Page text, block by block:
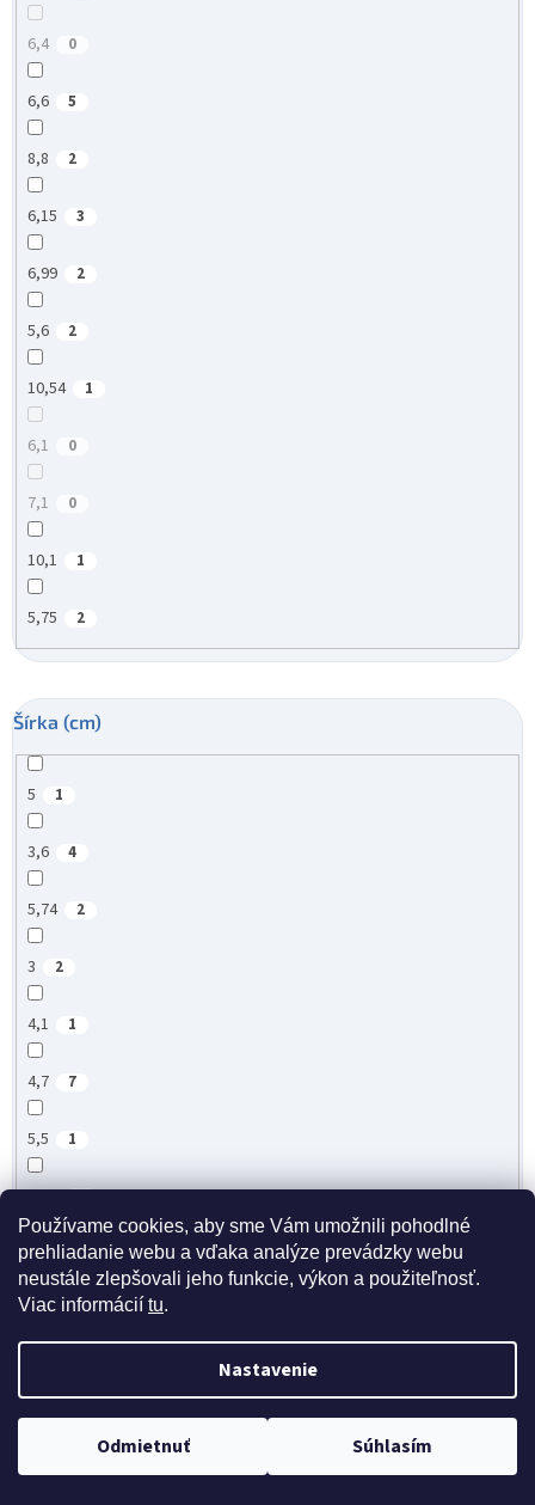
Používame cookies, aby sme Vám umožnili pohodlné
prehliadanie webu a vďaka analýze prevádzky webu
neustále zlepšovali jeho funkcie, výkon a použiteľnosť.
Viac informácií tu.
Nastavenie
Odmietnuť Súhlasím
Doprava zdarma pri nákupe nad 40 eur
6,4 0
6,6 5
8,8 2
6,15 3
6,99 2
5,6 2
10,54 1
6,1 0
7,1 0
10,1 1
5,75 2
Šírka (cm)
5 1
3,6 4
5,74 2
3 2
4,1 1
4,7 7
5,5 1
4,97 1
5,1 1
45 1